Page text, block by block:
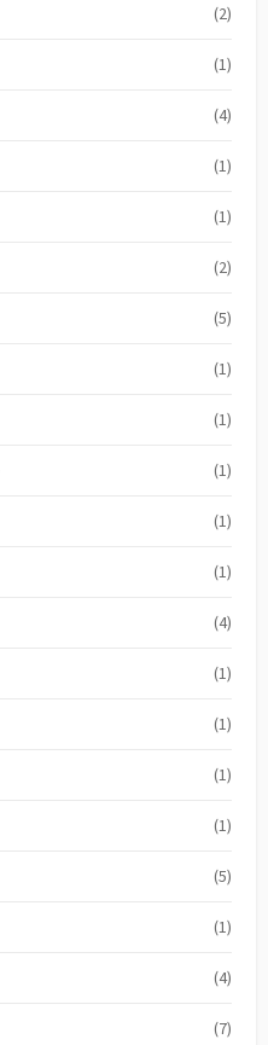
(2)
(1)
(4)
(1)
(1)
(2)
(5)
(1)
(1)
(1)
(1)
(1)
(4)
(1)
(1)
(1)
(1)
(5)
(1)
(4)
(7)